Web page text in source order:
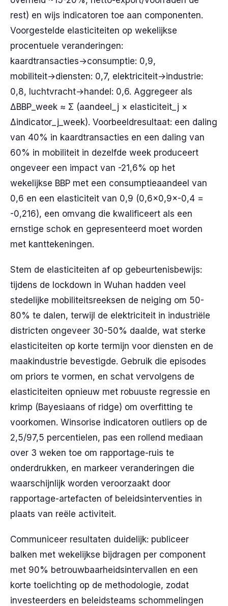
rest) en wijs indicatoren toe aan componenten.
Voorgestelde elasticiteiten op wekelijkse
procentuele veranderingen:
kaardtransacties→consumptie: 0,9,
mobiliteit→diensten: 0,7, elektriciteit→industrie:
0,8, luchtvracht→handel: 0,6. Aggregeer als
ΔBBP_week ≈ Σ (aandeel_j × elasticiteit_j ×
Δindicator_j_week). Voorbeeldresultaat: een daling
van 40% in kaardtransacties en een daling van
60% in mobiliteit in dezelfde week produceert
ongeveer een impact van -21,6% op het
wekelijkse BBP met een consumptieaandeel van
0,6 en een elasticiteit van 0,9 (0,6×0,9×-0,4 =
-0,216), een omvang die kwalificeert als een
ernstige schok en gepresenteerd moet worden
met kanttekeningen.
Stem de elasticiteiten af op gebeurtenisbewijs:
tijdens de lockdown in Wuhan hadden veel
stedelijke mobiliteitsreeksen de neiging om 50-
80% te dalen, terwijl de elektriciteit in industriële
districten ongeveer 30-50% daalde, wat sterke
elasticiteiten op korte termijn voor diensten en de
maakindustrie bevestigde. Gebruik die episodes
om priors te vormen, en schat vervolgens de
elasticiteiten opnieuw met robuuste regressie en
krimp (Bayesiaans of ridge) om overfitting te
voorkomen. Winsorise indicatoren outliers op de
2,5/97,5 percentielen, pas een rollend mediaan
over 3 weken toe om rapportage-ruis te
onderdrukken, en markeer veranderingen die
waarschijnlijk worden veroorzaakt door
rapportage-artefacten of beleidsinterventies in
plaats van reële activiteit.
Communiceer resultaten duidelijk: publiceer
balken met wekelijkse bijdragen per component
met 90% betrouwbaarheidsintervallen en een
korte toelichting op de methodologie, zodat
investeerders en beleidsteams schommelingen